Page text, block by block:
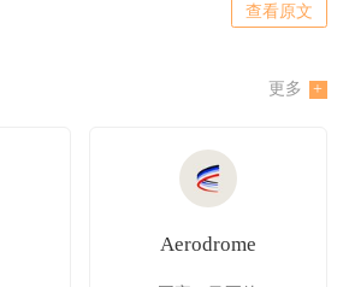
查看原文
更多
Aerodrome